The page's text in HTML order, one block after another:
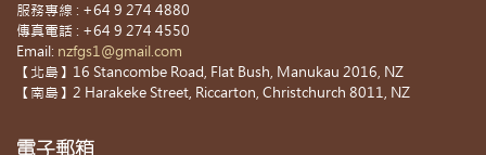
服務專線 : +64 9 274 4880
傳真電話 : +64 9 274 4550
Email: nzfgs1@gmail.com
【北島】16 Stancombe Road, Flat Bush, Manukau 2016, NZ
【南島】2 Harakeke Street, Riccarton, Christchurch 8011, NZ
電子郵箱